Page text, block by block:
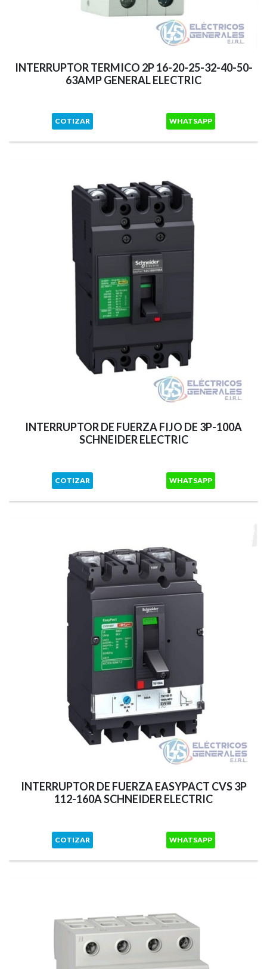
INTERRUPTOR TERMICO 2P 16-20-25-32-40-50-
63AMP GENERAL ELECTRIC
COTIZAR WHATSAPP
INTERRUPTOR DE FUERZA FIJO DE 3P-100A
SCHNEIDER ELECTRIC
COTIZAR WHATSAPP
INTERRUPTOR DE FUERZA EASYPACT CVS 3P
112-160A SCHNEIDER ELECTRIC
COTIZAR WHATSAPP